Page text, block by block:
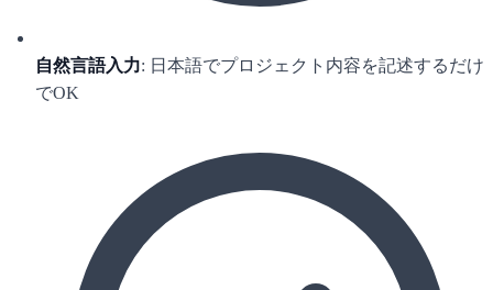
自然言語入力: 日本語でプロジェクト内容を記述するだけ
でOK